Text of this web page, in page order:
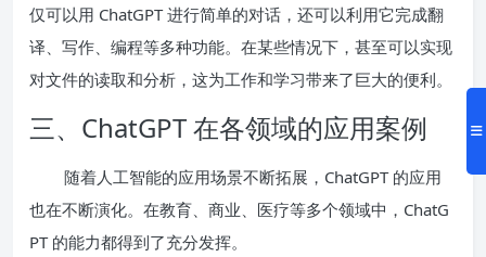
仅可以用 ChatGPT 进行简单的对话，还可以利用它完成翻
译、写作、编程等多种功能。在某些情况下，甚至可以实现
对文件的读取和分析，这为工作和学习带来了巨大的便利。
三、ChatGPT 在各领域的应用案例
随着人工智能的应用场景不断拓展，ChatGPT 的应用
也在不断演化。在教育、商业、医疗等多个领域中，ChatG
PT 的能力都得到了充分发挥。